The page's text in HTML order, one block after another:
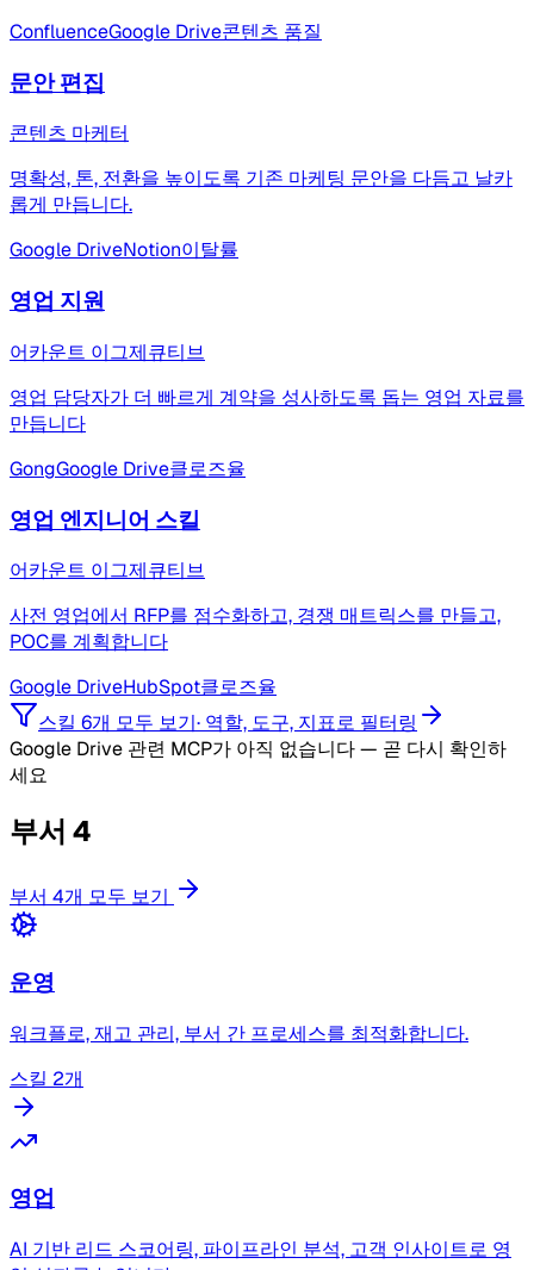
ConfluenceGoogle Drive콘텐츠 품질
문안 편집
콘텐츠 마케터
명확성, 톤, 전환을 높이도록 기존 마케팅 문안을 다듬고 날카
롭게 만듭니다.
Google DriveNotion이탈률
영업 지원
어카운트 이그제큐티브
영업 담당자가 더 빠르게 계약을 성사하도록 돕는 영업 자료를
만듭니다
GongGoogle Drive클로즈율
영업 엔지니어 스킬
어카운트 이그제큐티브
사전 영업에서 RFP를 점수화하고, 경쟁 매트릭스를 만들고,
POC를 계획합니다
Google DriveHubSpot클로즈율
스킬 6개 모두 보기· 역할, 도구, 지표로 필터링
Google Drive 관련 MCP가 아직 없습니다 — 곧 다시 확인하
세요
부서 4
부서 4개 모두 보기
운영
워크플로, 재고 관리, 부서 간 프로세스를 최적화합니다.
스킬 2개
영업
AI 기반 리드 스코어링, 파이프라인 분석, 고객 인사이트로 영